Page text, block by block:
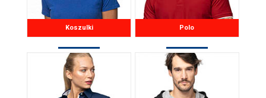
Koszulki Polo